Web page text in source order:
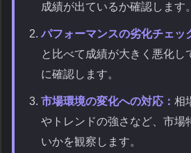
成績が出ているか確認します。
パフォーマンスの劣化チェッ
と比べて成績が大きく悪化し
に確認します。
市場環境の変化への対応： 相
やトレンドの強さなど、市場
いかを観察します。